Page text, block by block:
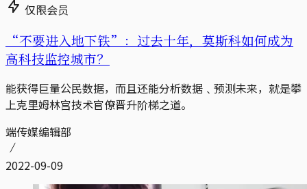
仅限会员
“不要进入地下铁”：过去十年，莫斯科如何成为
高科技监控城市？
能获得巨量公民数据，而且还能分析数据﹑预测未来，就是攀
上克里姆林宫技术官僚晋升阶梯之道。
端传媒编辑部
2022-09-09